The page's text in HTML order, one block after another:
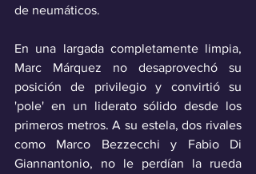
de neumáticos.
En una largada completamente limpia,
Marc Márquez no desaprovechó su
posición de privilegio y convirtió su
'pole' en un liderato sólido desde los
primeros metros. A su estela, dos rivales
como Marco Bezzecchi y Fabio Di
Giannantonio, no le perdían la rueda